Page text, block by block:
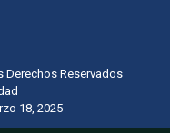
Derechos Reservados
18, 2025